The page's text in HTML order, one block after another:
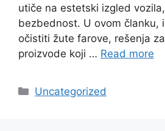
utiče na estetski izgled
bezbednost. U ovom članku,
očistiti žute farove, rešenja
proizvode koji … Read more
Categories
Uncategorized